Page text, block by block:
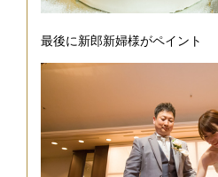
最後に新郎新婦様がペイント